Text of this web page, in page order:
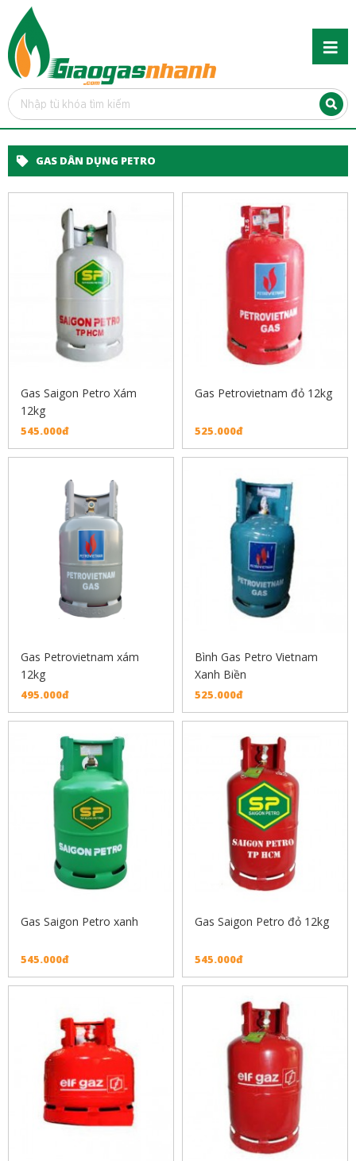
GAS DÂN DỤNG PETRO
Gas Saigon Petro Xám
12kg
545.000đ
Gas Petrovietnam đỏ 12kg
525.000đ
Gas Petrovietnam xám
12kg
495.000đ
Bình Gas Petro Vietnam
Xanh Biền
525.000đ
Gas Saigon Petro xanh
545.000đ
Gas Saigon Petro đỏ 12kg
545.000đ